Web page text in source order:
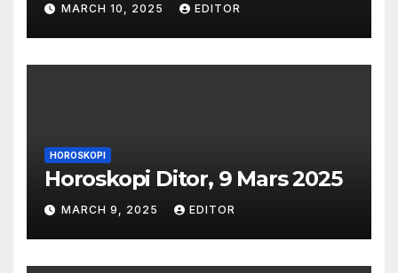
MARCH 10, 2025 EDITOR
HOROSKOPI
Horoskopi Ditor, 9 Mars 2025
MARCH 9, 2025 EDITOR